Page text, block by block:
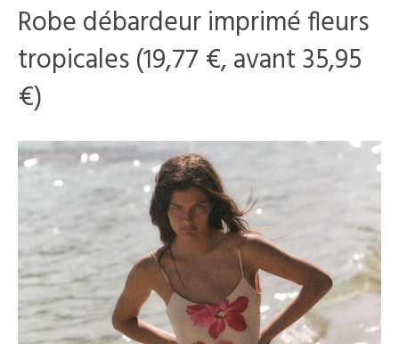
Robe débardeur imprimé fleurs
tropicales (19,77 €, avant 35,95
€)